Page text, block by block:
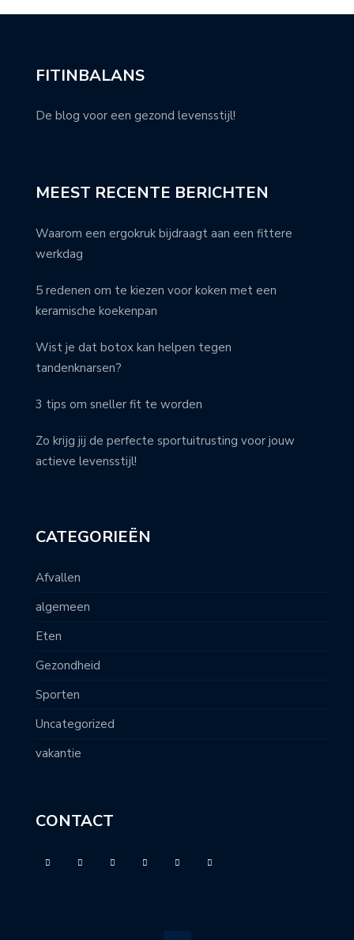
FITINBALANS
De blog voor een gezond levensstijl!
MEEST RECENTE BERICHTEN
Waarom een ergokruk bijdraagt aan een fittere
werkdag
5 redenen om te kiezen voor koken met een
keramische koekenpan
Wist je dat botox kan helpen tegen
tandenknarsen?
3 tips om sneller fit te worden
Zo krijg jij de perfecte sportuitrusting voor jouw
actieve levensstijl!
CATEGORIEËN
Afvallen
algemeen
Eten
Gezondheid
Sporten
Uncategorized
vakantie
CONTACT